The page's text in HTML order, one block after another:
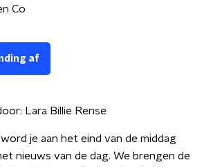
Co
af
Lara Billie Rense
je aan het eind van de middag
nieuws van de dag. We brengen de